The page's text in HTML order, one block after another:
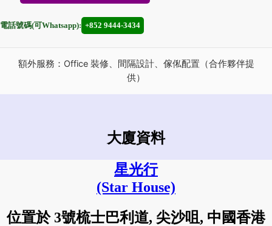
電話號碼(可Whatsapp): +852 9444-3434
額外服務：Office 裝修、間隔設計、傢俬配置（合作夥伴提
供）
大廈資料
星光行
(Star House)
位置於 3號梳士巴利道, 尖沙咀, 中國香港